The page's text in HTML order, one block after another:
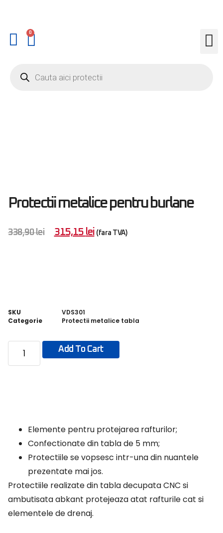
0
Protectii metalice pentru burlane
338,90lei 315,15 lei (fara TVA)
SKU
VDS301
Categorie
Protectii metalice tabla
Add To Cart
Elemente pentru protejarea rafturilor;
Confectionate din tabla de 5 mm;
Protectiile se vopsesc intr-una din nuantele
prezentate mai jos.
Protectiile realizate din tabla decupata CNC si
ambutisata abkant protejeaza atat rafturile cat si
elementele de drenaj.